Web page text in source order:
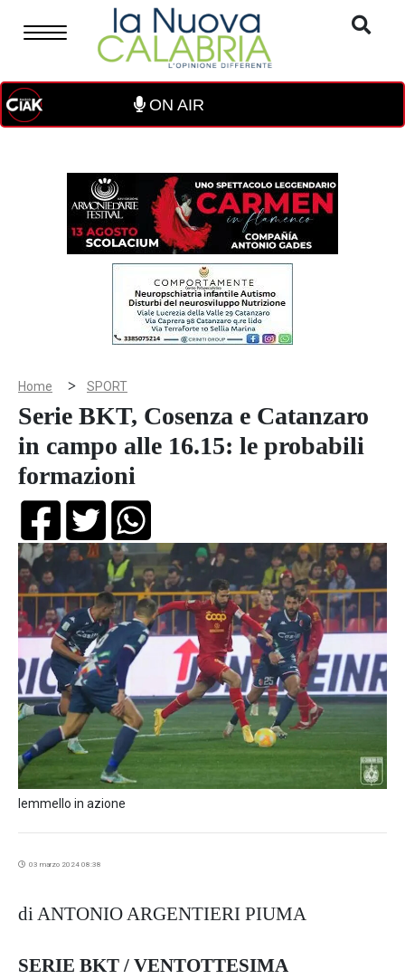
ON AIR
Home > SPORT
Serie BKT, Cosenza e Catanzaro
in campo alle 16.15: le probabili
formazioni
Iemmello in azione
03 marzo 2024 08:38
di ANTONIO ARGENTIERI PIUMA
SERIE BKT / VENTOTTESIMA